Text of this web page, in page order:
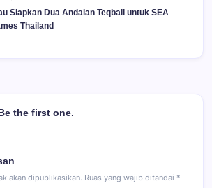
Siapkan Dua Andalan Teqball untuk SEA
Thailand
the first one.
akan dipublikasikan. Ruas yang wajib ditandai *